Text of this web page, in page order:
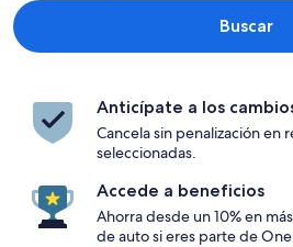
Buscar
Anticípate a los
Cancela sin penalización en
seleccionadas.
Accede a beneficios
Ahorra desde un 10% en
de auto si eres parte de One